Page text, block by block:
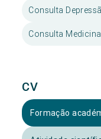
Consulta
Consulta
CV
Formação